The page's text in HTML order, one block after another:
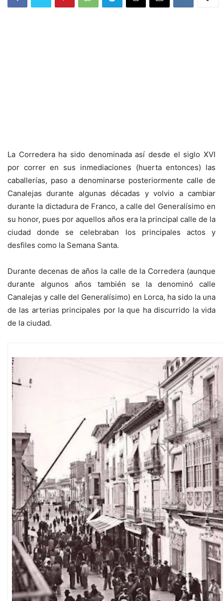
La Corredera ha sido denominada así desde el siglo XVI
por correr en sus inmediaciones (huerta entonces) las
caballerías, paso a denominarse posteriormente calle de
Canalejas durante algunas décadas y volvio a cambiar
durante la dictadura de Franco, a calle del Generalísimo en
su honor, pues por aquellos años era la principal calle de la
ciudad donde se celebraban los principales actos y
desfiles como la Semana Santa.
Durante decenas de años la calle de la Corredera (aunque
durante algunos años también se la denominó calle
Canalejas y calle del Generalísimo) en Lorca, ha sido la una
de las arterias principales por la que ha discurrido la vida
de la ciudad.